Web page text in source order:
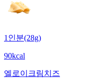
1인분(28g)
90kcal
엘로이 크림치즈